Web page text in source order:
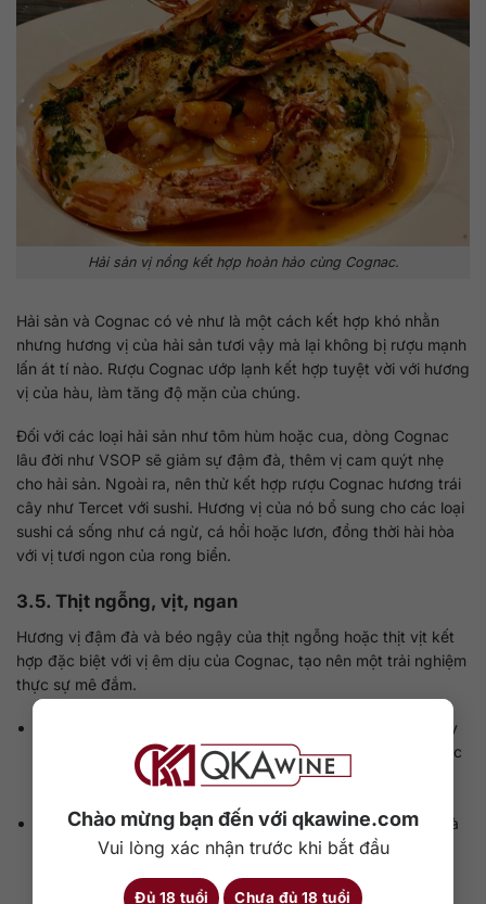
Chào mừng bạn đến với qkawine.com
Vui lòng xác nhận trước khi bắt đầu
Đủ 18 tuổi Chưa đủ 18 tuổi
Hải sản vị nồng kết hợp hoàn hảo cùng Cognac.
Hải sản và Cognac có vẻ như là một cách kết hợp khó nhằn
nhưng hương vị của hải sản tươi vậy mà lại không bị rượu mạnh
lấn át tí nào. Rượu Cognac ướp lạnh kết hợp tuyệt vời với hương
vị của hàu, làm tăng độ mặn của chúng.
Đối với các loại hải sản như tôm hùm hoặc cua, dòng Cognac
lâu đời như VSOP sẽ giảm sự đậm đà, thêm vị cam quýt nhẹ
cho hải sản. Ngoài ra, nên thử kết hợp rượu Cognac hương trái
cây như Tercet với sushi. Hương vị của nó bổ sung cho các loại
sushi cá sống như cá ngừ, cá hồi hoặc lươn, đồng thời hài hòa
với vị tươi ngon của rong biển.
3.5. Thịt ngỗng, vịt, ngan
Hương vị đậm đà và béo ngậy của thịt ngỗng hoặc thịt vịt kết
hợp đặc biệt với vị êm dịu của Cognac, tạo nên một trải nghiệm
thực sự mê đắm.
Các món vịt chế biến theo phong cách châu Á như vịt quay
Bắc Kinh, với hương vị chua ngọt, bổ sung cho rượu Cognac
lâu năm. Vị thịt thơm ngon và mọng nước hài hòa với độ
Gan ngỗng là sự lựa chọn hoàn hảo với hương vị bơ đậm đà
để dùng kèm với sự sang trọng của Cognac. Hãy chọn loại